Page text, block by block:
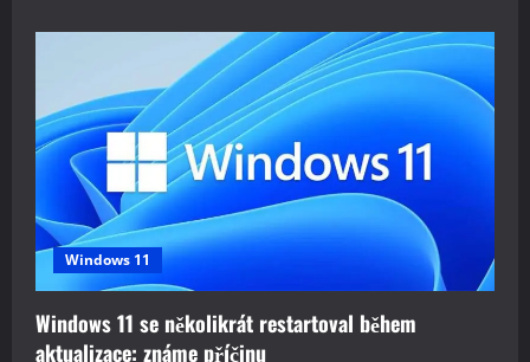
Windows 11
Windows 11 se několikrát restartoval během
aktualizace: známe příčinu